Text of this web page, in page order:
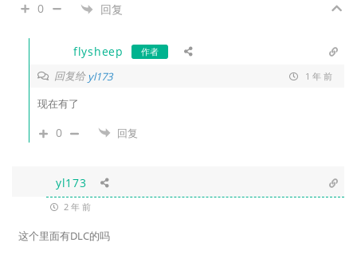
0 回复
flysheep 作者
回复给yl173 1 年 前
现在有了
0 回复
yl173
2 年 前
这个里面有DLC的吗